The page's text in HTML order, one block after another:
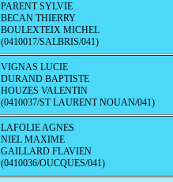
PARENT SYLVIE
BECAN THIERRY
BOULEXTEIX MICHEL
(0410017/SALBRIS/041)
VIGNAS LUCIE
DURAND BAPTISTE
HOUZES VALENTIN
(0410037/ST LAURENT NOUAN/041)
LAFOLIE AGNES
NIEL MAXIME
GAILLARD FLAVIEN
(0410036/OUCQUES/041)